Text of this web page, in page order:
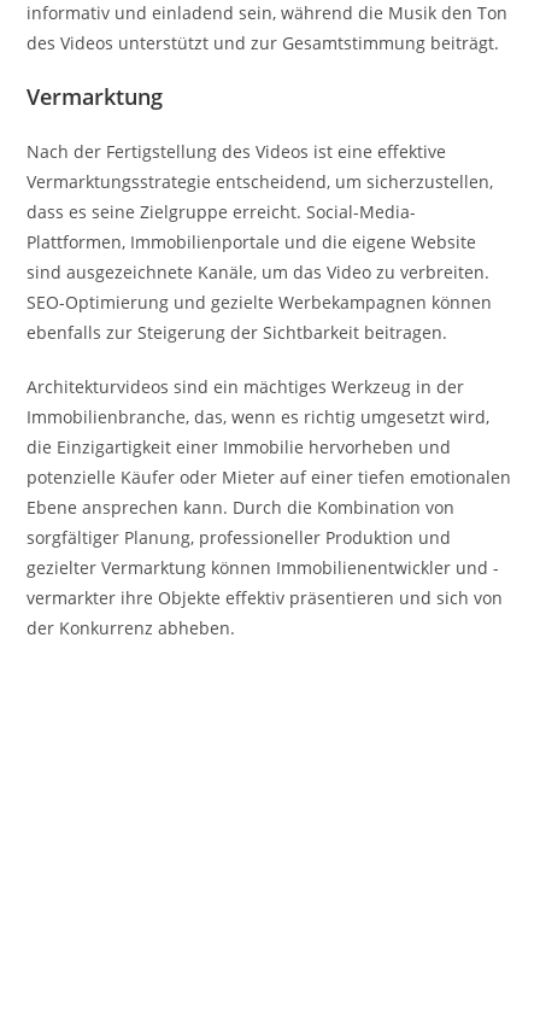
informativ und einladend sein, während die Musik den Ton
des Videos unterstützt und zur Gesamtstimmung beiträgt.
Vermarktung
Nach der Fertigstellung des Videos ist eine effektive
Vermarktungsstrategie entscheidend, um sicherzustellen,
dass es seine Zielgruppe erreicht. Social-Media-
Plattformen, Immobilienportale und die eigene Website
sind ausgezeichnete Kanäle, um das Video zu verbreiten.
SEO-Optimierung und gezielte Werbekampagnen können
ebenfalls zur Steigerung der Sichtbarkeit beitragen.
Architekturvideos sind ein mächtiges Werkzeug in der
Immobilienbranche, das, wenn es richtig umgesetzt wird,
die Einzigartigkeit einer Immobilie hervorheben und
potenzielle Käufer oder Mieter auf einer tiefen emotionalen
Ebene ansprechen kann. Durch die Kombination von
sorgfältiger Planung, professioneller Produktion und
gezielter Vermarktung können Immobilienentwickler und -
vermarkter ihre Objekte effektiv präsentieren und sich von
der Konkurrenz abheben.